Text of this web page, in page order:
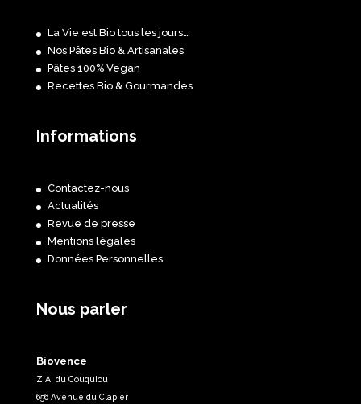
La Vie est Bio tous les jours…
Nos Pâtes Bio & Artisanales
Pâtes 100% Vegan
Recettes Bio & Gourmandes
Informations
Contactez-nous
Actualités
Revue de presse
Mentions légales
Données Personnelles
Nous parler
Biovence
Z.A. du Couquiou
656 Avenue du Clapier